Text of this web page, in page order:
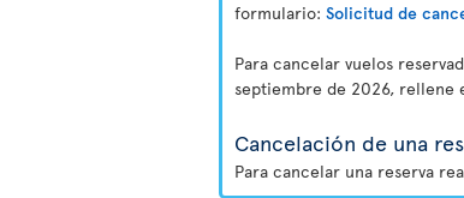
formulario: Solicitud de
Para cancelar vuelos
septiembre de 2026, rellene
Cancelación de una
Para cancelar una reserva